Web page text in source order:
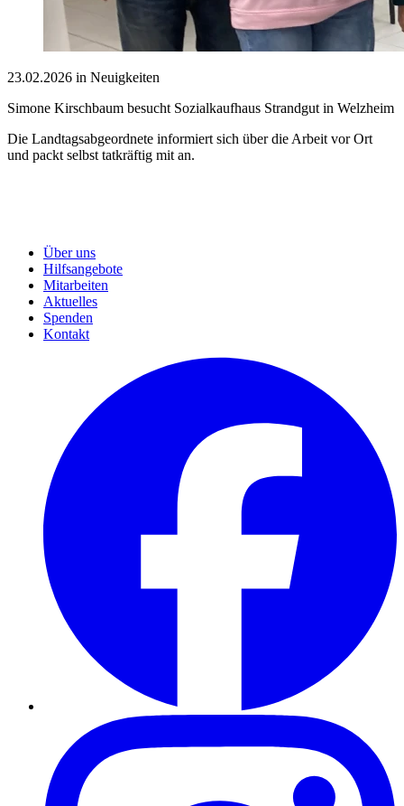
23.02.2026 in Neuigkeiten
Simone Kirschbaum besucht Sozialkaufhaus Strandgut in Welzheim
Die Landtagsabgeordnete informiert sich über die Arbeit vor Ort
und packt selbst tatkräftig mit an.
Über uns
Hilfsangebote
Mitarbeiten
Aktuelles
Spenden
Kontakt